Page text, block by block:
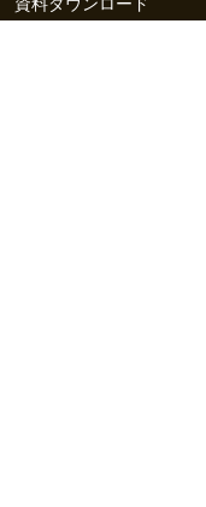
資料ダウンロード